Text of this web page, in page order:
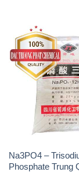
Na3PO4 –
Phosphate Trung